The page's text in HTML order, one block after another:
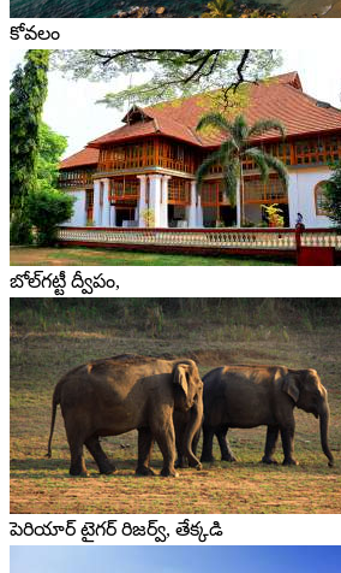
కోవలం
బోల్‌గట్టీ ద్వీపం,
పెరియార్ టైగర్ రిజర్వ్, తేక్కడి